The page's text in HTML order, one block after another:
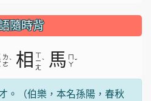
隨時背
ㄌ
ㄜˋ 相
ㄒ
ㄧ
ㄤ
ˋ 馬 ㄇ
ㄚˇ
。（伯樂，本名孫陽，春秋